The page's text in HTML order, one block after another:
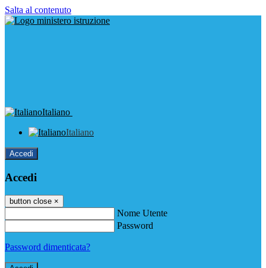
Salta al contenuto
Italiano
Italiano
Accedi
Accedi
button close ×
Nome Utente
Password
Password dimenticata?